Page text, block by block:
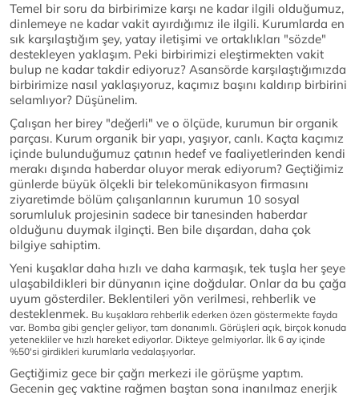
Temel bir soru da birbirimize karşı ne kadar ilgili olduğumuz,
dinlemeye ne kadar vakit ayırdığımız ile ilgili. Kurumlarda en
sık karşılaştığım şey, yatay iletişimi ve ortaklıkları "sözde"
destekleyen yaklaşım. Peki birbirimizi eleştirmekten vakit
bulup ne kadar takdir ediyoruz? Asansörde karşılaştığımızda
birbirimize nasıl yaklaşıyoruz, kaçımız başını kaldırıp birbirini
selamlıyor? Düşünelim.
Çalışan her birey "değerli" ve o ölçüde, kurumun bir organik
parçası. Kurum organik bir yapı, yaşıyor, canlı. Kaçta kaçımız
içinde bulunduğumuz çatının hedef ve faaliyetlerinden kendi
merakı dışında haberdar oluyor merak ediyorum? Geçtiğimiz
günlerde büyük ölçekli bir telekomünikasyon firmasını
ziyaretimde bölüm çalışanlarının kurumun 10 sosyal
sorumluluk projesinin sadece bir tanesinden haberdar
olduğunu duymak ilginçti. Ben bile dışardan, daha çok
bilgiye sahiptim.
Yeni kuşaklar daha hızlı ve daha karmaşık, tek tuşla her şeye
ulaşabildikleri bir dünyanın içine doğdular. Onlar da bu çağa
uyum gösterdiler. Beklentileri yön verilmesi, rehberlik ve
desteklenmek. Bu kuşaklara rehberlik ederken özen göstermekte fayda
var. Bomba gibi gençler geliyor, tam donanımlı. Görüşleri açık, birçok konuda
yetenekliler ve hızlı hareket ediyorlar. Dikteye gelmiyorlar. İlk 6 ay içinde
%50'si girdikleri kurumlarla vedalaşıyorlar.
Geçtiğimiz gece bir çağrı merkezi ile görüşme yaptım.
Gecenin geç vaktine rağmen baştan sona inanılmaz enerjik